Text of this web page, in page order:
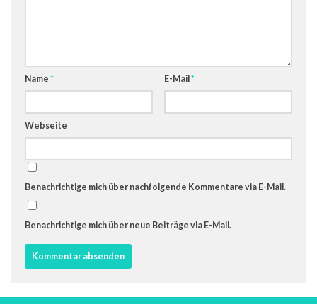
Name * E-Mail*
Webseite
Benachrichtige mich über nachfolgende Kommentare via E-Mail.
Benachrichtige mich über neue Beiträge via E-Mail.